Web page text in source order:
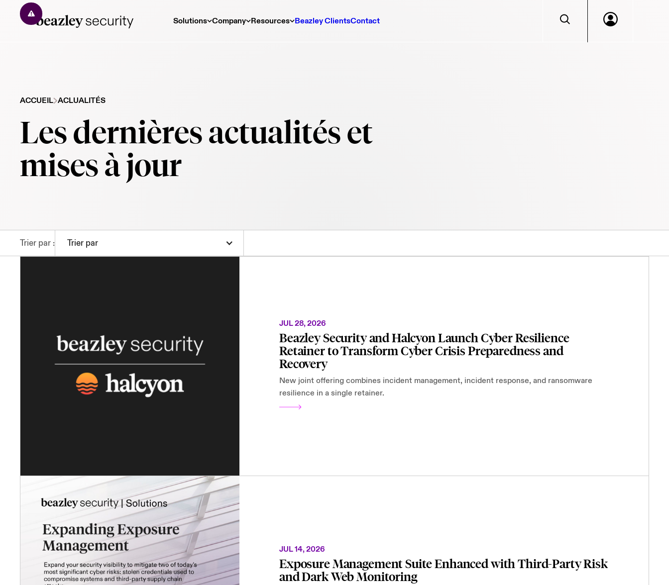
Solutions Company Resources Beazley ClientsContact
ACCUEIL ACLUALITÉS
Les dernières actualités et
mises à jour
Trier par : Trier par
JUL 28, 2026
Beazley Security and Halcyon Launch Cyber Resilience
Retainer to Transform Cyber Crisis Preparedness and
Recovery
New joint offering combines incident management, incident response, and ransomware
resilience in a single retainer.
JUL 14, 2026
Exposure Management Suite Enhanced with Third-Party Risk
and Dark Web Monitoring